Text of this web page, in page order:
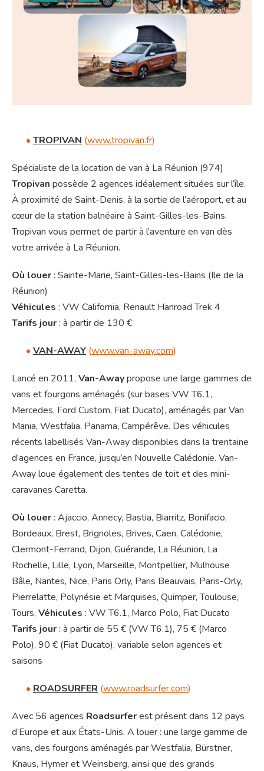
• TROPIVAN (www.tropivan.fr)
Spécialiste de la location de van à La Réunion (974)
Tropivan possède 2 agences idéalement situées sur l’île.
À proximité de Saint-Denis, à la sortie de l’aéroport, et au
cœur de la station balnéaire à Saint-Gilles-les-Bains.
Tropivan vous permet de partir à l’aventure en van dès
votre arrivée à La Réunion.
Où louer: Sainte-Marie, Saint-Gilles-les-Bains (Ile de la
Réunion)
Véhicules : VW California, Renault Hanroad Trek 4
Tarifs jour: à partir de 130 €
• VAN-AWAY (www.van-away.com)
Lancé en 2011, Van-Awaypropose une large gammes de
vans et fourgons aménagés (sur bases VW T6.1,
Mercedes, Ford Custom, Fiat Ducato), aménagés par Van
Mania, Westfalia, Panama, Campérêve. Des véhicules
récents labellisés Van-Away disponibles dans la trentaine
d’agences en France, jusqu’en Nouvelle Calédonie. Van-
Away loue également des tentes de toit et des mini-
caravanes Caretta.
Où louer: Ajaccio, Annecy, Bastia, Biarritz, Bonifacio,
Bordeaux, Brest, Brignoles, Brives, Caen, Calédonie,
Clermont-Ferrand, Dijon, Guérande, La Réunion, La
Rochelle, Lille, Lyon, Marseille, Montpellier, Mulhouse
Bâle, Nantes, Nice, Paris Orly, Paris Beauvais, Paris-Orly,
Pierrelatte, Polynésie et Marquises, Quimper, Toulouse,
Tours, Véhicules : VW T6.1, Marco Polo, Fiat Ducato
Tarifs jour: à partir de 55 € (VW T6.1), 75 € (Marco
Polo), 90 € (Fiat Ducato), variable selon agences et
saisons
• ROADSURFER (www.roadsurfer.com)
Avec 56 agences Roadsurferest présent dans 12 pays
d’Europe et aux États-Unis. A louer : une large gamme de
vans, des fourgons aménagés par Westfalia, Bürstner,
Knaus, Hymer et Weinsberg, ainsi que des grands